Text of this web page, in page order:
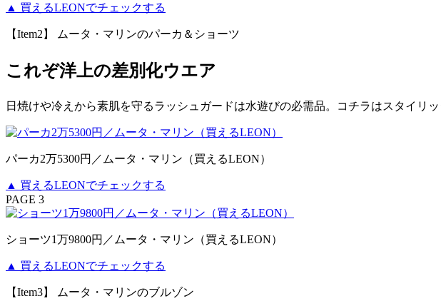
▲ 買えるLEONでチェックする
【Item2】 ムータ・マリンのパーカ＆ショーツ
これぞ洋上の差別化ウエア
日焼けや冷えから素肌を守るラッシュガードは水遊びの必需品。コチラはスタイリ
パーカ2万5300円／ムータ・マリン（買えるLEON）
▲ 買えるLEONでチェックする
PAGE 3
ショーツ1万9800円／ムータ・マリン（買えるLEON）
▲ 買えるLEONでチェックする
【Item3】 ムータ・マリンのブルゾン